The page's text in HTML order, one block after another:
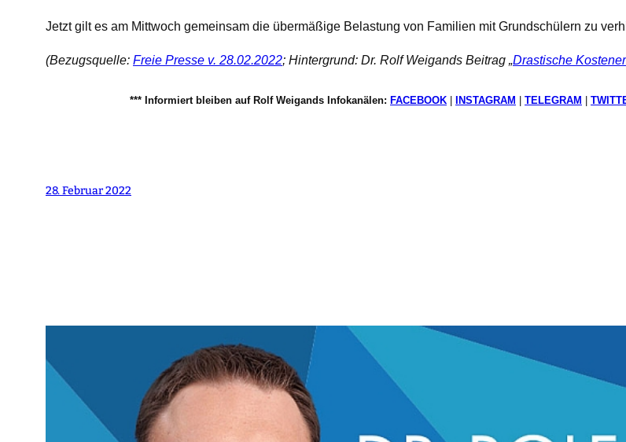
Jetzt gilt es am Mittwoch gemeinsam die übermäßige Belastung von Familien mit Grundschülern zu
(Bezugsquelle: Freie Presse v. 28.02.2022; Hintergrund: Dr. Rolf Weigands Beitrag „Drastische
*** Informiert bleiben auf Rolf Weigands Infokanälen: FACEBOOK | INSTAGRAM | TELEGRAM |
28. Februar 2022